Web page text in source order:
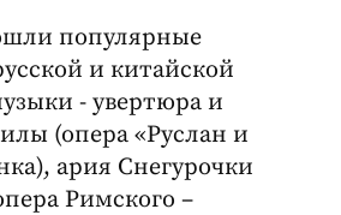
популярные
и китайской
- увертюра и
(опера «Руслан и
ария Снегурочки
Римского –